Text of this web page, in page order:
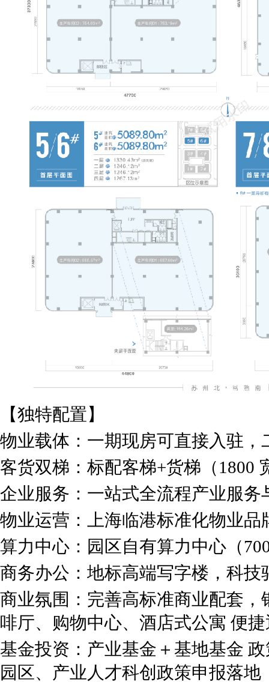
【独特配置】
物业载体：一期现房可直接入驻
客货双梯：标配客梯+货梯（1800
企业服务：一站式全流程产业服
物业运营：上海临港标准化物业
算力中心：园区自有算力中心（
商务办公：地标高端写字楼，科
商业氛围：完善高标准商业配套
啡厅、购物中心、酒店式公寓 便
基金投资：产业基金＋基地基金
园区、产业人才科创政策申报落地